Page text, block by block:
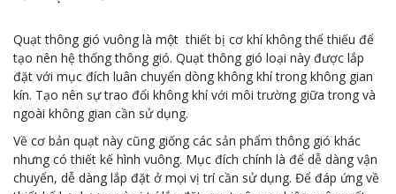
Quạt thông gió vuông là một thiết bị cơ khí không thể thiếu để
tạo nên hệ thống thông gió. Quạt thông gió loại này được lắp
đặt với mục đích luân chuyển dòng không khí trong không gian
kín. Tạo nên sự trao đổi không khí với môi trường giữa trong và
ngoài không gian cần sử dụng.
Về cơ bản quạt này cũng giống các sản phẩm thông gió khác
nhưng có thiết kế hình vuông. Mục đích chính là để dễ dàng vận
chuyển, dễ dàng lắp đặt ở mọi vị trí cần sử dụng. Để đáp ứng về